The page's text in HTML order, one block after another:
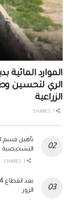
الموارد المائية
الري لتحسين
الزراعية
تأهيل قسم
التشخيصية
الزور